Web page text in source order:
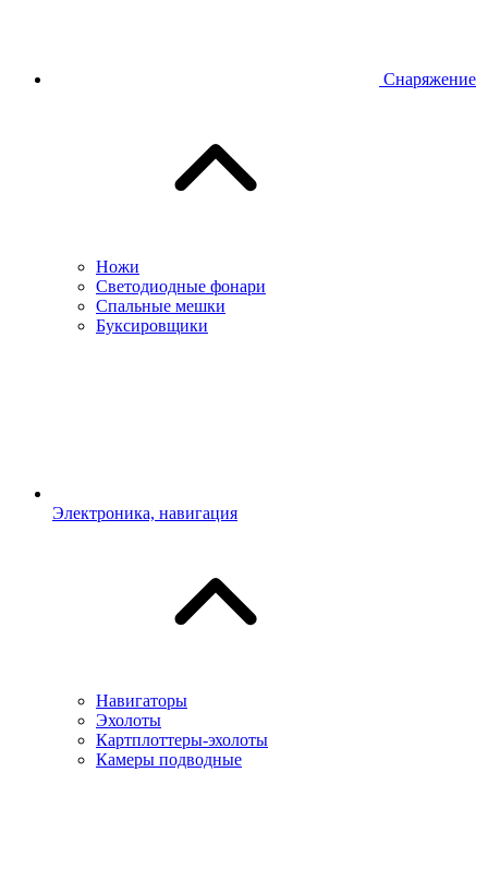
Снаряжение
Ножи
Светодиодные фонари
Спальные мешки
Буксировщики
Электроника, навигация
Навигаторы
Эхолоты
Картплоттеры-эхолоты
Камеры подводные